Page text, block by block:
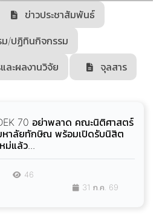
ข่าวประชาสัมพันธ์
ม/ปฏิทินกิจกรรม
ละผลงานวิจัย จุลสาร
70 อย่าพลาด คณะนิติศาสตร์
หาลัยทักษิณ พร้อมเปิดรับนิสิต
ม่แล้ว...
46
31 ก.ค. 69